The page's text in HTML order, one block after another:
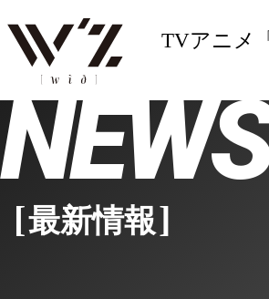
TVアニメ
[最新情報]